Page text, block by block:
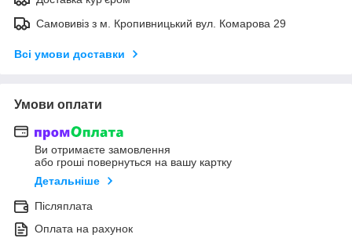
Самовивіз з м. Кропивницький вул. Комарова 29
Всі умови доставки
Умови оплати
Ви отримаєте замовлення
або гроші повернуться на вашу картку
Детальніше
Післяплата
Оплата на рахунок